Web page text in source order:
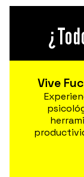
Vive